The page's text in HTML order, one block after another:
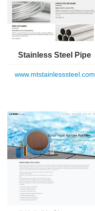
Stainless Steel Pipe
www.mtstainlesssteel.com